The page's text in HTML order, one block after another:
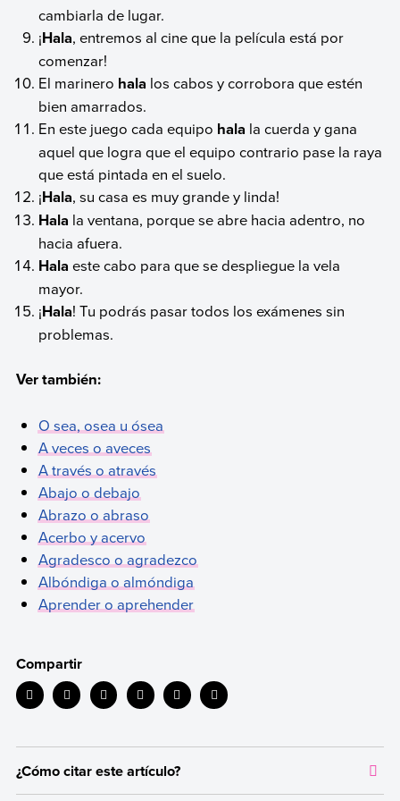
cambiarla de lugar.
¡Hala, entremos al cine que la película está por
comenzar!
El marinero hala los cabos y corrobora que estén
bien amarrados.
En este juego cada equipo hala la cuerda y gana
aquel que logra que el equipo contrario pase la raya
que está pintada en el suelo.
¡Hala, su casa es muy grande y linda!
Hala la ventana, porque se abre hacia adentro, no
hacia afuera.
Hala este cabo para que se despliegue la vela
mayor.
¡Hala! Tu podrás pasar todos los exámenes sin
problemas.
Ver también:
O sea, osea u ósea
A veces o aveces
A través o através
Abajo o debajo
Abrazo o abraso
Acerbo y acervo
Agradesco o agradezco
Albóndiga o almóndiga
Aprender o aprehender
Compartir
¿Cómo citar este artículo?